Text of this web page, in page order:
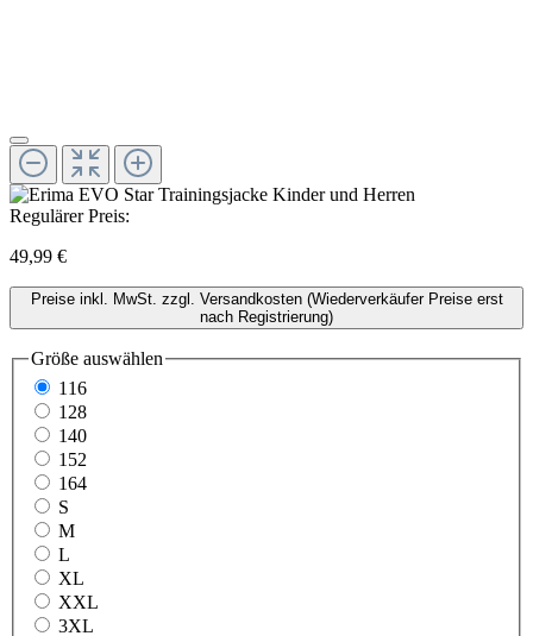
Regulärer Preis:
49,99 €
Preise inkl. MwSt. zzgl. Versandkosten (Wiederverkäufer Preise erst
nach Registrierung)
Größe auswählen
116
128
140
152
164
S
M
L
XL
XXL
3XL